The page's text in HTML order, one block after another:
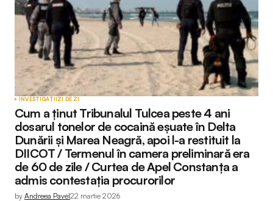
INVESTIGAȚIIZI DE ZI
Cum a ținut Tribunalul Tulcea peste 4 ani
dosarul tonelor de cocaină eșuate în Delta
Dunării și Marea Neagră, apoi l-a restituit la
DIICOT / Termenul în camera preliminară era
de 60 de zile / Curtea de Apel Constanța a
admis contestația procurorilor
by Andreea Pavel22 martie 2026